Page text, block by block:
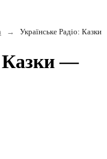
→ Українське Радіо: Казки
Казки —